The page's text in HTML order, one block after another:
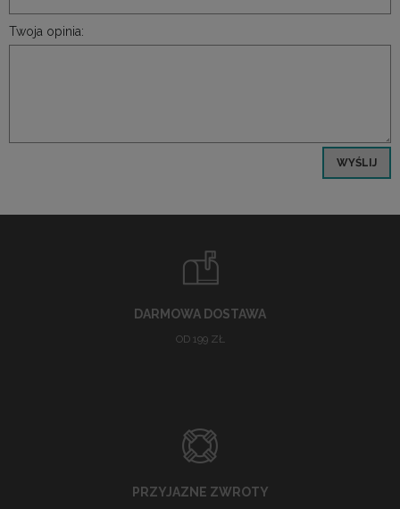
Twoja opinia:
WYŚLIJ
DARMOWA DOSTAWA
OD 199 ZŁ
PRZYJAZNE ZWROTY